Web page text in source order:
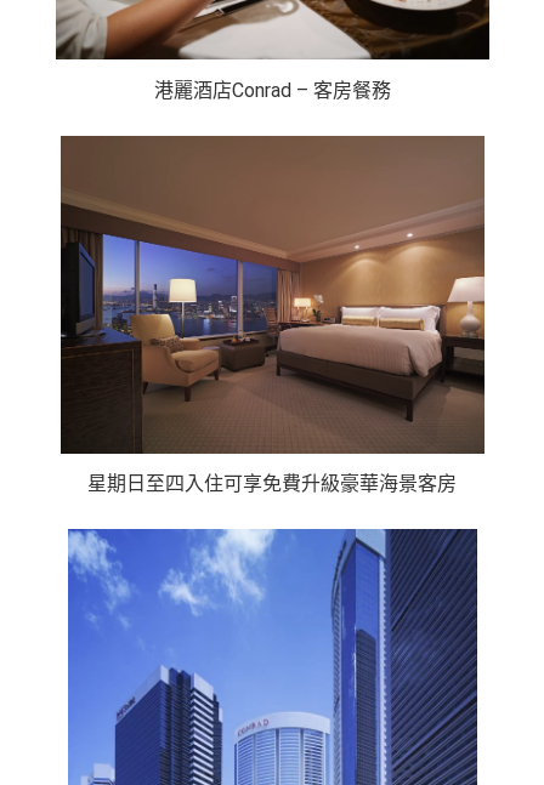
港麗酒店Conrad – 客房餐務
星期日至四入住可享免費升級豪華海景客房